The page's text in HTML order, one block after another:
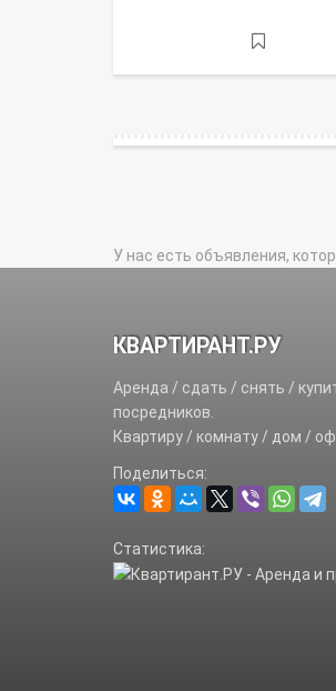
У нас есть объявления,
КВАРТИРАНТ.РУ
Аренда / сдать / снять /
посредников.
Квартиру / комнату / дом /
Поделиться:
Статистика: